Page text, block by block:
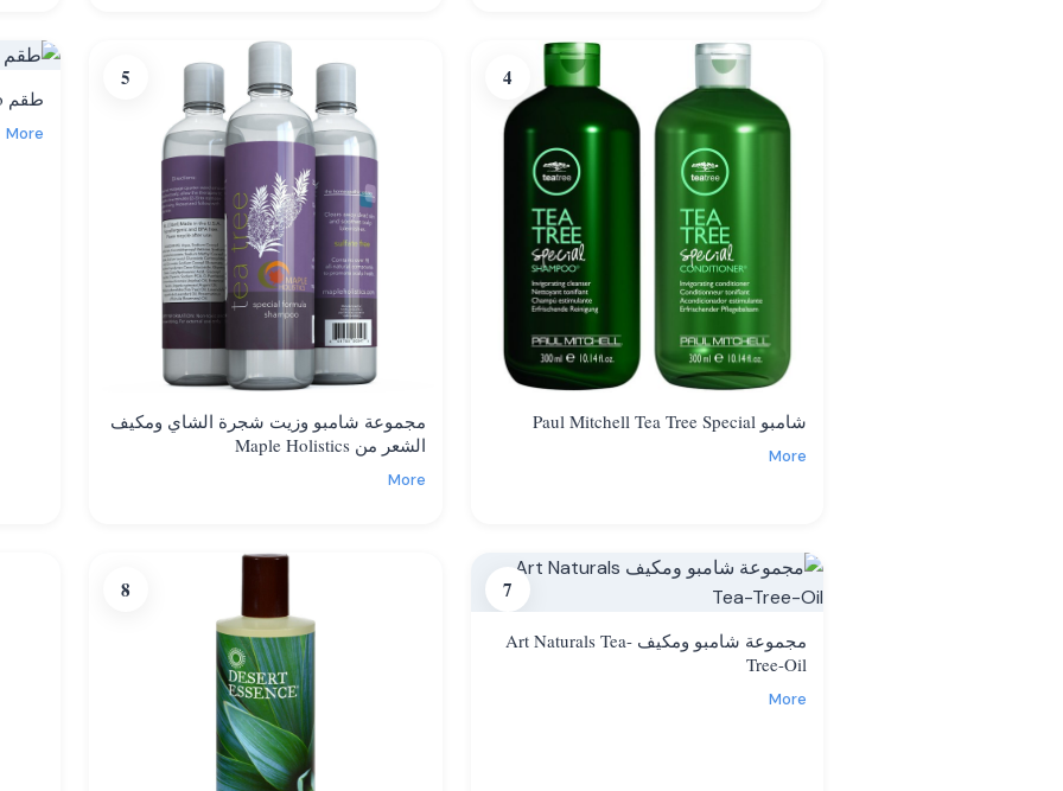
4
شامبو Paul Mitchell Tea Tree Special
More
5
مجموعة شامبو وزيت شجرة الشاي ومكيف
الشعر من Maple Holistics
More
طقم Nature’s Gate Tea Tree Duo
More
7
مجموعة شامبو ومكيف Art Naturals Tea-
Tree-Oil
More
8